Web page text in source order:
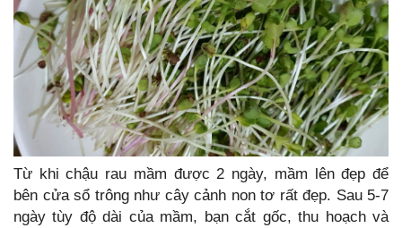
Từ khi chậu rau mầm được 2 ngày, mầm lên đẹp để
bên cửa sổ trông như cây cảnh non tơ rất đẹp. Sau 5-7
ngày tùy độ dài của mầm, bạn cắt gốc, thu hoạch và